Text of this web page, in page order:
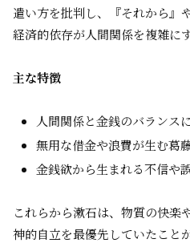
遣い方を批判し、『それから』
経済的依存が人間関係を複雑に
主な特徴
人間関係と金銭のバランス
無用な借金や浪費が生む葛
金銭欲から生まれる不信や
これらから漱石は、物質の快楽
神的自立を最優先していたこと